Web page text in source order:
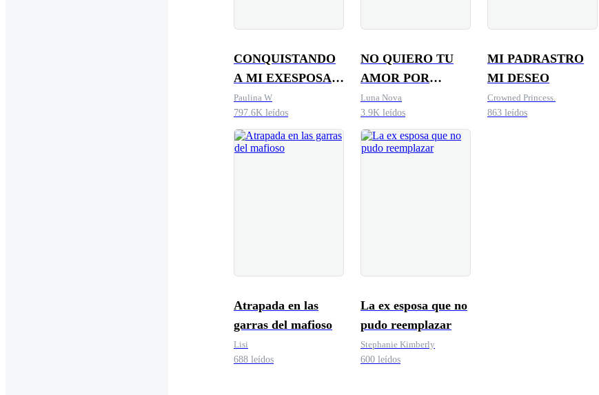
CONQUISTANDO
A MI EXESPOSA
SECRETA
Paulina W
797.6K leídos
NO QUIERO TU
AMOR POR
LÁSTIMA
Luna Nova
3.9K leídos
MI PADRASTRO
MI DESEO
Crowned Princess.
863 leídos
Atrapada en las
garras del mafioso
Lisi
688 leídos
La ex esposa que no
pudo reemplazar
Stephanie Kimberly
600 leídos